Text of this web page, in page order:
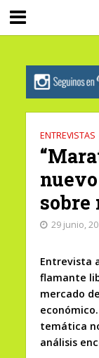
G-0X2PD3RFLV
ENTREVISTAS
29 junio,
Entrevista
flamante
mercado
temática
análisis